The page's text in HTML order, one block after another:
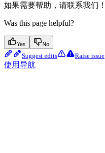
如果需要帮助，请联系我们！
Was this page helpful?
Yes No
Suggest edits Raise issue
使用导航